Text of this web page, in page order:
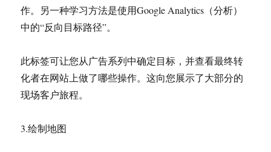
作。另一种学习方法是使用Google Analytics（分析）
中的“反向目标路径”。
此标签可让您从广告系列中确定目标，并查看最终转
化者在网站上做了哪些操作。这向您展示了大部分的
现场客户旅程。
3.绘制地图